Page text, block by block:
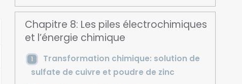
Chapitre 8: Les piles électrochimiques
et l’énergie chimique
Transformation chimique: solution de
sulfate de cuivre et poudre de zinc